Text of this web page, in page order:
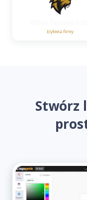
Stwórz